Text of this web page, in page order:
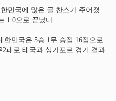
민국에 많은 골 찬스가 주어졌
1:0으로 끝났다.
민국은 5승 1무 승점 16점으로
패로 태국과 싱가포르 경기 결과